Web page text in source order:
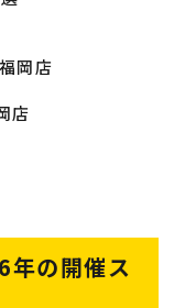
岡店
店
年の開催ス